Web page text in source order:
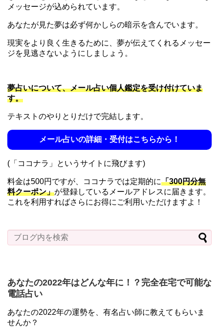
メッセージが込められています。
あなたが見た夢は必ず何かしらの暗示を含んでいます。
現実をより良く生きるために、夢が伝えてくれるメッセー
ジを見逃さないようにしましょう。
夢占いについて、メール占い個人鑑定を受け付けていま
す。
テキストのやりとりだけで完結します。
メール占いの詳細・受付はこちらから！
(「ココナラ」というサイトに飛びます)
料金は500円ですが、ココナラでは定期的に「300円分無
料クーポン」が登録しているメールアドレスに届きます。
これを利用すればさらにお得にご利用いただけますよ！
あなたの2022年はどんな年に！？完全在宅で可能な
電話占い
あなたの2022年の運勢を、有名占い師に教えてもらいま
せんか？